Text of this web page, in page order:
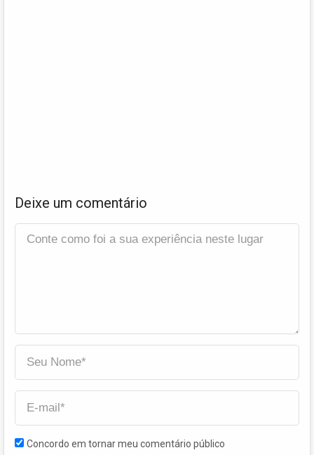
Deixe um comentário
Concordo em tornar meu comentário público